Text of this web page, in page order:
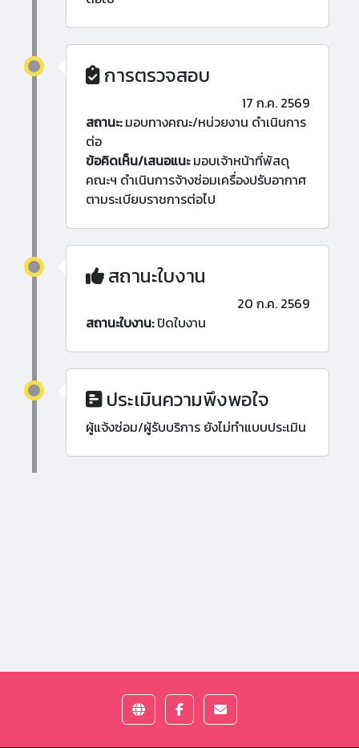
การตรวจสอบ
17 ก.ค. 2569
สถานะ:มอบทางคณะ/หน่วยงาน ดำเนินการ
ต่อ
ข้อคิดเห็น/เสนอแนะมอบเจ้าหน้าที่พัสดุ
คณะฯ ดำเนินการจ้างซ่อมเครื่องปรับอากาศ
ตามระเบียบราชการต่อไป
สถานะใบงาน
20 ก.ค. 2569
สถานะใบงาน:ปิดใบงาน
ประเมินความพึงพอใจ
ผู้แจ้งซ่อม/ผู้รับบริการ ยังไม่ทำแบบประเมิน